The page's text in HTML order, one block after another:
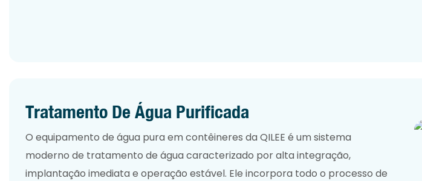
Tratamento De Água Purificada
O equipamento de água pura em contêineres da QILEE é um sistema
moderno de tratamento de água caracterizado por alta integração,
implantação imediata e operação estável. Ele incorpora todo o processo de